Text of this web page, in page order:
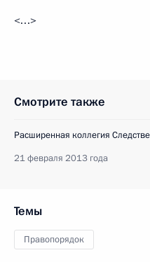
<…>
Смотрите также
Расширенная коллегия
21 февраля 2013 года
Темы
Правопорядок